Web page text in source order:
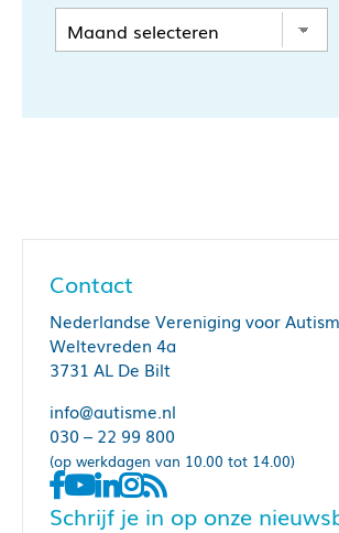
Contact
Nederlandse Vereniging voor
Weltevreden 4a
3731 AL De Bilt
info@autisme.nl
030 – 22 99 800
(op werkdagen van 10.00 tot 14.00)
Schrijf je in op onze